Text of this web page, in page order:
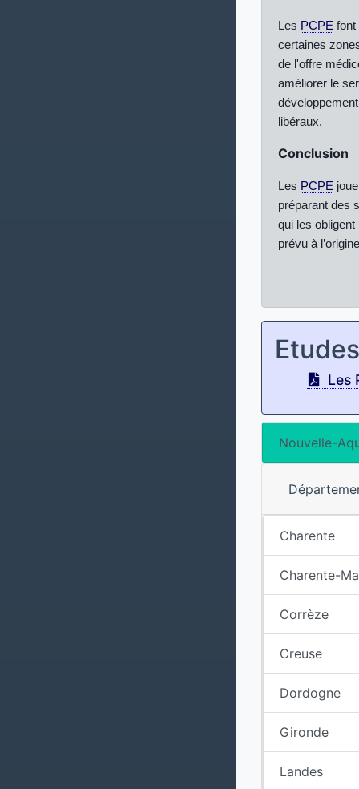
Les PCPE font
certaines
de l'offre
améliorer le
libéraux.
Conclusion
Les PCPE
préparant des
qui les obligent
prévu à
Etudes
Les
Nouvelle-
Charente
Charente-
Corrèze
Creuse
Dordogne
Gironde
Landes